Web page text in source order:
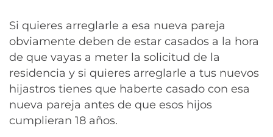
Si quieres arreglarle a esa nueva pareja
obviamente deben de estar casados a la hora
de que vayas a meter la solicitud de la
residencia y si quieres arreglarle a tus nuevos
hijastros tienes que haberte casado con esa
nueva pareja antes de que esos hijos
cumplieran 18 años.